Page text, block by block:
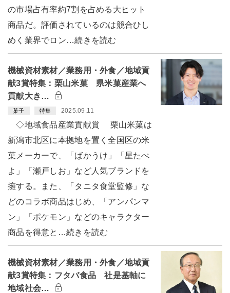
の市場占有率約7割を占める大ヒット
商品だ。評価されているのは競合ひし
めく業界でロン…続きを読む
機械資材素材／業務用・外食／地域貢
献3賞特集：栗山米菓 県米菓産業へ
貢献大き…
菓子 特集 2025.09.11
◇地域食品産業貢献賞 栗山米菓は
新潟市北区に本拠地を置く全国区の米
菓メーカーで、「ばかうけ」「星たべ
よ」「瀬戸しお」など人気ブランドを
擁する。また、「タニタ食堂監修」な
どのコラボ商品はじめ、「アンパンマ
ン」「ポケモン」などのキャラクター
商品を得意と…続きを読む
機械資材素材／業務用・外食／地域貢
献3賞特集：フタバ食品 社是基軸に
地域社会…